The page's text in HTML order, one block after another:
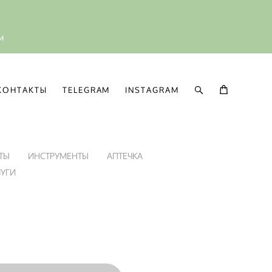
TELEGRAM INSTAGRAM
ИНСТРУМЕНТЫ
АПТЕЧКА